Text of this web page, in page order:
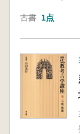
古書 1点